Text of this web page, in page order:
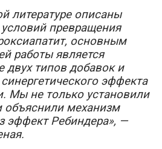
литературе описаны
превращения
основным
работы является
двух типов добавок и
эффекта
Мы не только установили
объяснили механизм
эффект Ребиндера», —